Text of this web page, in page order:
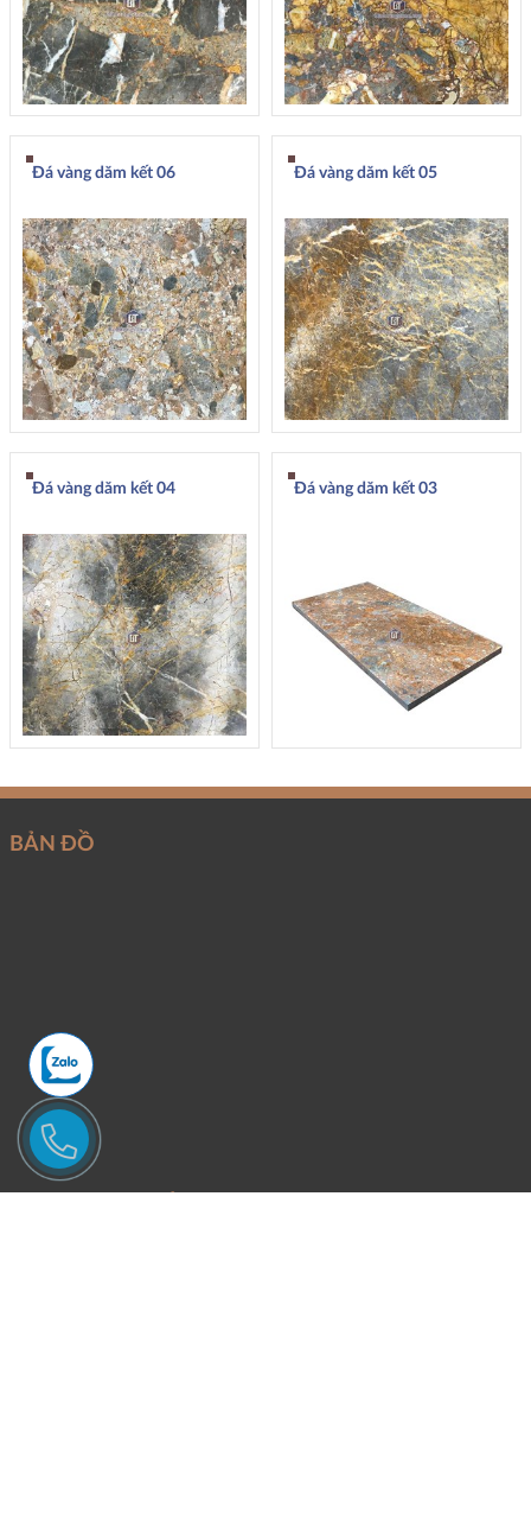
Đá vàng dăm kết 06 Đá vàng dăm kết 05
Đá vàng dăm kết 04 Đá vàng dăm kết 03
BẢN ĐỒ